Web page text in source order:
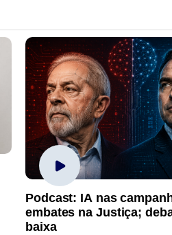
Podcast: IA nas
embates na Justiça;
baixa